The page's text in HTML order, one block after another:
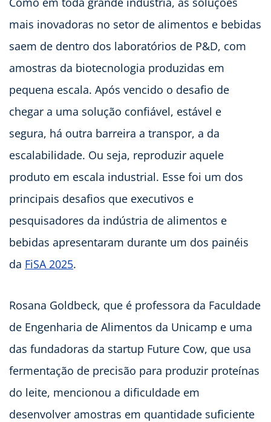
mais inovadoras no setor de alimentos e bebidas
saem de dentro dos laboratórios de P&D, com
amostras da biotecnologia produzidas em
pequena escala. Após vencido o desafio de
chegar a uma solução confiável, estável e
segura, há outra barreira a transpor, a da
escalabilidade. Ou seja, reproduzir aquele
produto em escala industrial. Esse foi um dos
principais desafios que executivos e
pesquisadores da indústria de alimentos e
bebidas apresentaram durante um dos painéis
da FiSA 2025.
Rosana Goldbeck, que é professora da Faculdade
de Engenharia de Alimentos da Unicamp e uma
das fundadoras da startup Future Cow, que usa
fermentação de precisão para produzir proteínas
do leite, mencionou a dificuldade em
desenvolver amostras em quantidade suficiente